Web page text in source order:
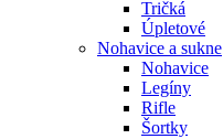
Tričká
Úpletové
Nohavice a sukne
Nohavice
Legíny
Rifle
Šortky